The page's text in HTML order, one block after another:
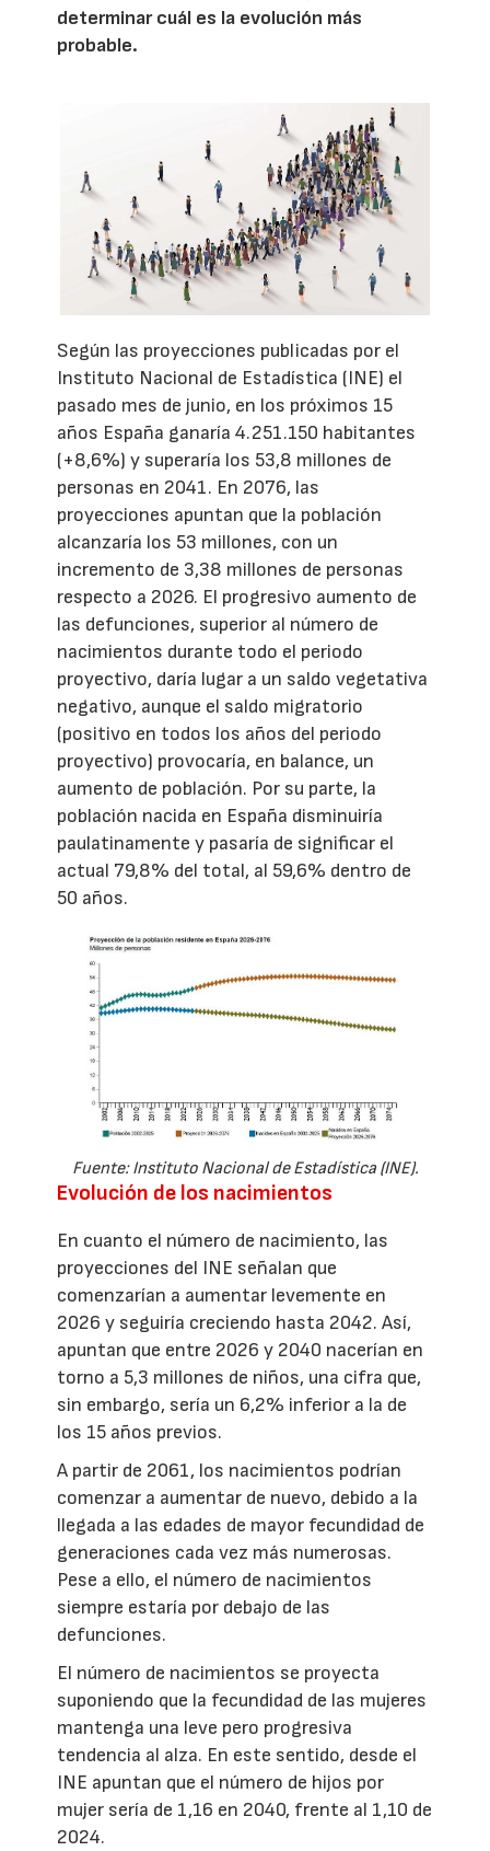
determinar cuál es la evolución más
probable.
Según las proyecciones publicadas por el
Instituto Nacional de Estadística (INE) el
pasado mes de junio, en los próximos 15
años España ganaría 4.251.150 habitantes
(+8,6%) y superaría los 53,8 millones de
personas en 2041. En 2076, las
proyecciones apuntan que la población
alcanzaría los 53 millones, con un
incremento de 3,38 millones de personas
respecto a 2026. El progresivo aumento de
las defunciones, superior al número de
nacimientos durante todo el periodo
proyectivo, daría lugar a un saldo vegetativa
negativo, aunque el saldo migratorio
(positivo en todos los años del periodo
proyectivo) provocaría, en balance, un
aumento de población. Por su parte, la
población nacida en España disminuiría
paulatinamente y pasaría de significar el
actual 79,8% del total, al 59,6% dentro de
50 años.
Fuente: Instituto Nacional de Estadística (INE).
Evolución de los nacimientos
En cuanto el número de nacimiento, las
proyecciones del INE señalan que
comenzarían a aumentar levemente en
2026 y seguiría creciendo hasta 2042. Así,
apuntan que entre 2026 y 2040 nacerían en
torno a 5,3 millones de niños, una cifra que,
sin embargo, sería un 6,2% inferior a la de
los 15 años previos.
A partir de 2061, los nacimientos podrían
comenzar a aumentar de nuevo, debido a la
llegada a las edades de mayor fecundidad de
generaciones cada vez más numerosas.
Pese a ello, el número de nacimientos
siempre estaría por debajo de las
defunciones.
El número de nacimientos se proyecta
suponiendo que la fecundidad de las mujeres
mantenga una leve pero progresiva
tendencia al alza. En este sentido, desde el
INE apuntan que el número de hijos por
mujer sería de 1,16 en 2040, frente al 1,10 de
2024.